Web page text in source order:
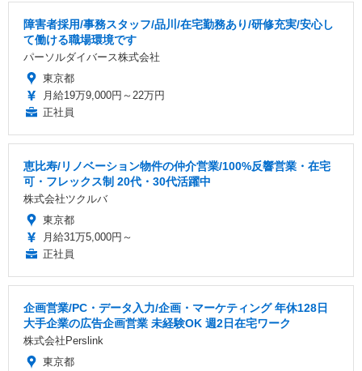
障害者採用/事務スタッフ/品川/在宅勤務あり/研修充実/安心し
て働ける職場環境です
パーソルダイバース株式会社
東京都
月給19万9,000円～22万円
正社員
恵比寿/リノベーション物件の仲介営業/100%反響営業・在宅
可・フレックス制 20代・30代活躍中
株式会社ツクルバ
東京都
月給31万5,000円～
正社員
企画営業/PC・データ入力/企画・マーケティング 年休128日
大手企業の広告企画営業 未経験OK 週2日在宅ワーク
株式会社Perslink
東京都